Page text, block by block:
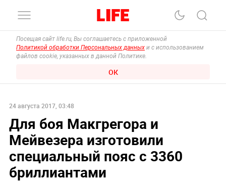
Посещая сайт life.ru, Вы соглашаетесь с приложенной
Политикой обработки Персональных данных и с использованием
файлов cookie, указанных в данной Политике.
ОК
24 августа 2017, 03:48
Для боя Макгрегора и
Мейвезера изготовили
специальный пояс с 3360
бриллиантами